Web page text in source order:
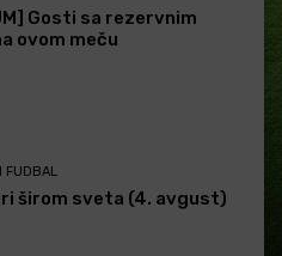
Gosti sa rezervnim
ovom meču
FUDBAL
širom sveta (4. avgust)